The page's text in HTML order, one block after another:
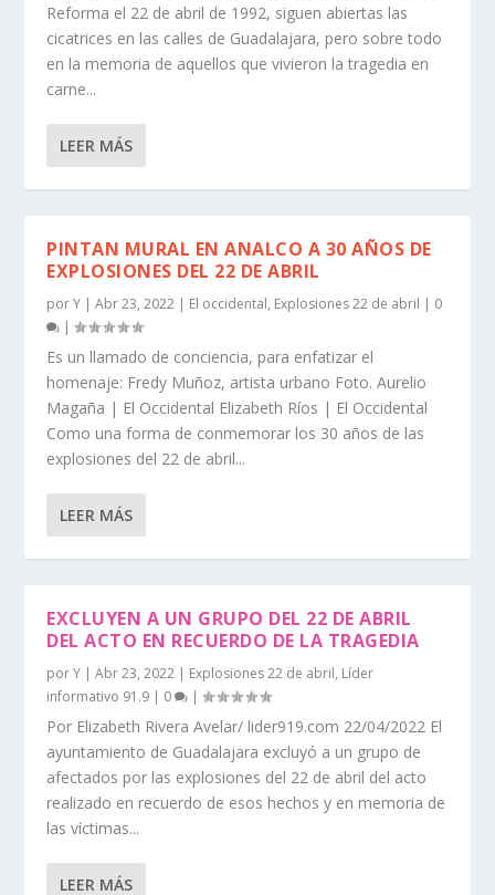
Reforma el 22 de abril de 1992, siguen abiertas las
cicatrices en las calles de Guadalajara, pero sobre todo
en la memoria de aquellos que vivieron la tragedia en
carne...
LEER MÁS
PINTAN MURAL EN ANALCO A 30 AÑOS DE
EXPLOSIONES DEL 22 DE ABRIL
porY |Abr 23, 2022 | El occidental, Explosiones 22 de abril | 0
|
Es un llamado de conciencia, para enfatizar el
homenaje: Fredy Muñoz, artista urbano Foto. Aurelio
Magaña | El Occidental Elizabeth Ríos | El Occidental
Como una forma de conmemorar los 30 años de las
explosiones del 22 de abril...
LEER MÁS
EXCLUYEN A UN GRUPO DEL 22 DE ABRIL
DEL ACTO EN RECUERDO DE LA TRAGEDIA
porY |Abr 23, 2022 | Explosiones 22 de abril, Líder
informativo 91.9 | 0 |
Por Elizabeth Rivera Avelar/ lider919.com 22/04/2022 El
ayuntamiento de Guadalajara excluyó a un grupo de
afectados por las explosiones del 22 de abril del acto
realizado en recuerdo de esos hechos y en memoria de
las víctimas...
LEER MÁS